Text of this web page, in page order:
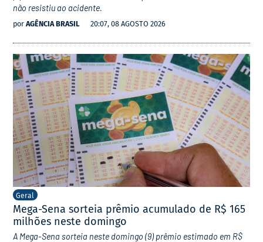
não resistiu ao acidente.
por AGÊNCIA BRASIL 20:07, 08 AGOSTO 2026
Geral
Mega-Sena sorteia prêmio acumulado de R$ 165
milhões neste domingo
A Mega-Sena sorteia neste domingo (9) prêmio estimado em R$